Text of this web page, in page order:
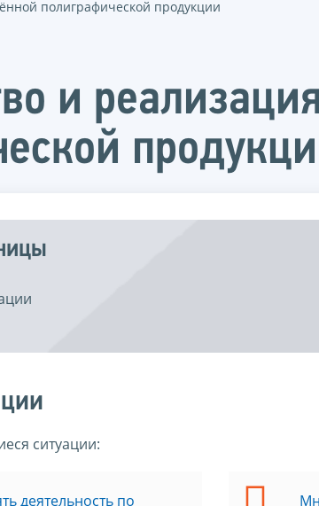
полиграфической продукции
и
ситуации:
деятельность по